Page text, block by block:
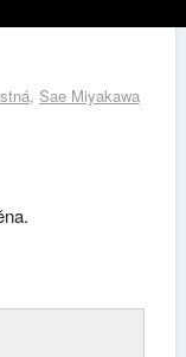
, Sae Miyakawa